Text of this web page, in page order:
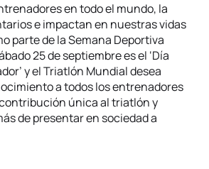
en todo el mundo, la
e impactan en nuestras vidas
parte de la Semana Deportiva
25 de septiembre es el ‘Día
y el Triatlón Mundial desea
a todos los entrenadores
única al triatlón y
de presentar en sociedad a